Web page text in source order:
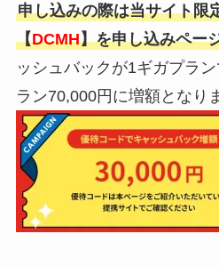
申し込みの際は当サイト限
【DCMH】を申し込みペー
ッシュバックが1ギガプラ
ラン70,000円に増額となり